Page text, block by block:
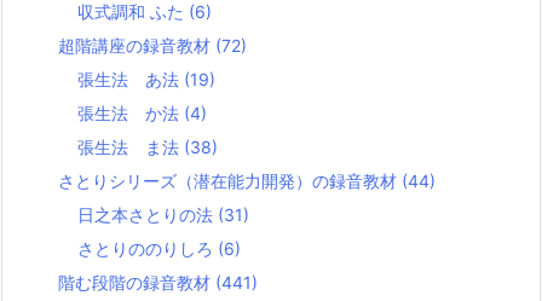
収式調和 ふた (6)
超階講座の録音教材 (72)
張生法 あ法 (19)
張生法 か法 (4)
張生法 ま法 (38)
さとりシリーズ（潜在能力開発）の録音教材 (44)
日之本さとりの法 (31)
さとりののりしろ (6)
階む段階の録音教材 (441)